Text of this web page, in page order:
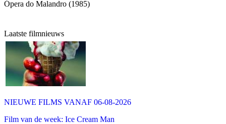
Ópera do Malandro (1985)
Laatste filmnieuws
NIEUWE FILMS VANAF 06-08-2026
Film van de week: Ice Cream Man